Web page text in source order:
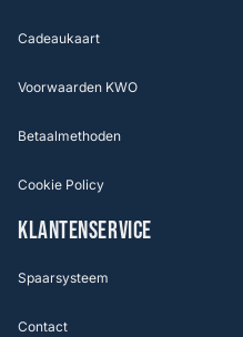
Cadeaukaart
Voorwaarden KWO
Betaalmethoden
Cookie Policy
KLANTENSERVICE
Spaarsysteem
Contact